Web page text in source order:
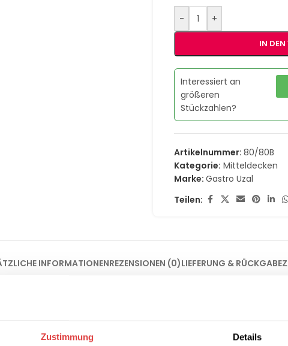
Zustimmung Details
- +
IN
Interessiert an
größeren
Stückzahlen?
Artikelnummer:80/80B
Kategorie: Mitteldecken
Marke:Gastro Uzal
Teilen:
INFORMATIONENREZENSIONEN (0)LIEFERUNG & RÜCKGABE
Eleganz für Ihren Gastraum
ist ein unverzichtbarer Klassiker für die gehobene
Gästeerlebnis. Diese hochwertigen
Mitteldecken